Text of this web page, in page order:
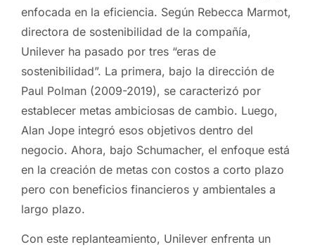
enfocada en la eficiencia. Según Rebecca Marmot,
directora de sostenibilidad de la compañía,
Unilever ha pasado por tres “eras de
sostenibilidad”. La primera, bajo la dirección de
Paul Polman (2009-2019), se caracterizó por
establecer metas ambiciosas de cambio. Luego,
Alan Jope integró esos objetivos dentro del
negocio. Ahora, bajo Schumacher, el enfoque está
en la creación de metas con costos a corto plazo
pero con beneficios financieros y ambientales a
largo plazo.
Con este replanteamiento, Unilever enfrenta un